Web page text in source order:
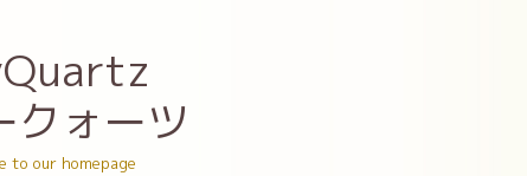
クォーツ
to our homepage